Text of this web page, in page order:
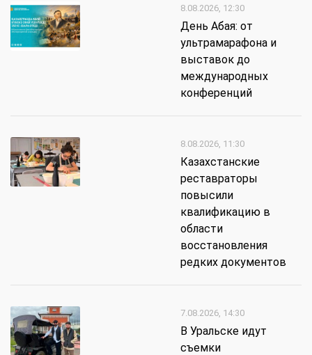
8.08.2026, 12:30
День Абая: от
ультрамарафона и
выставок до
международных
конференций
8.08.2026, 11:30
Казахстанские
реставраторы
повысили
квалификацию в
области
восстановления
редких документов
7.08.2026, 14:30
В Уральске идут
съемки